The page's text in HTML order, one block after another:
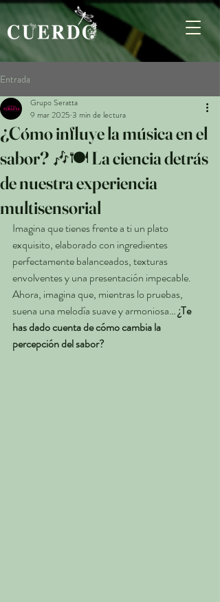
Entrada
¿Cómo influye la música en el
sabor? 🎶🍽️ La ciencia detrás
de nuestra experiencia
multisensorial
Grupo Seratta
9 mar 2025 3 min de lectura
Imagina que tienes frente a ti un plato
exquisito, elaborado con ingredientes
perfectamente balanceados, texturas
envolventes y una presentación impecable.
Ahora, imagina que, mientras lo pruebas,
suena una melodía suave y armoniosa… ¿Te
has dado cuenta de cómo cambia la
percepción del sabor?